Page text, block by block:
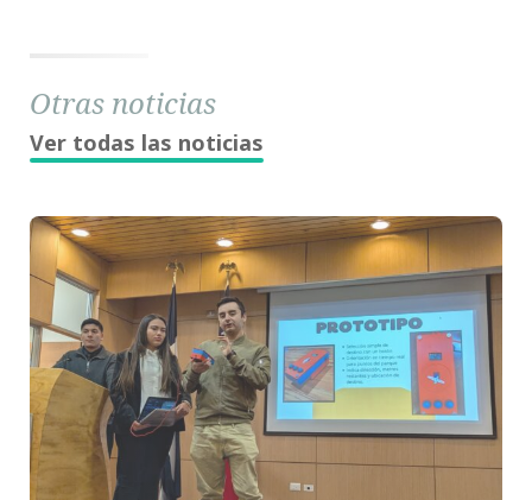
Otras noticias
Ver todas las noticias